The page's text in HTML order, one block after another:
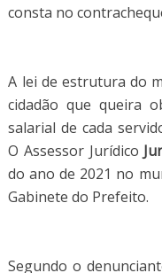
consta no
A lei de estrutura do
cidadão que queira
salarial de cada
O Assessor Jurídico
do ano de 2021 no
Gabinete do Prefeito.
Segundo o